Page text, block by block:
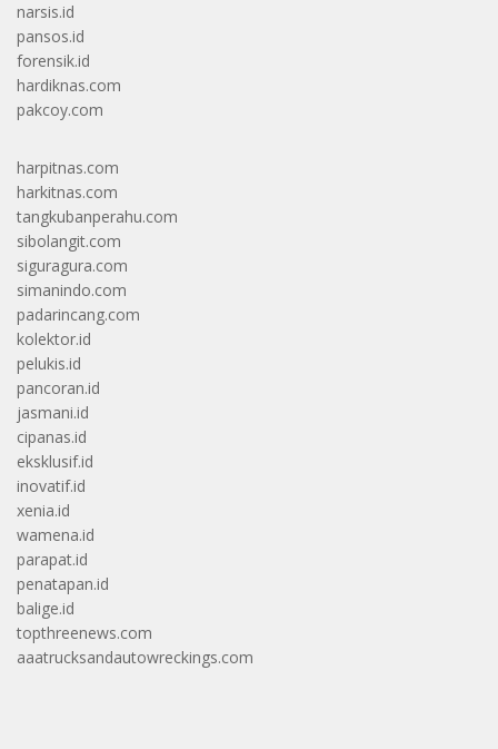
narsis.id
pansos.id
forensik.id
hardiknas.com
pakcoy.com
harpitnas.com
harkitnas.com
tangkubanperahu.com
sibolangit.com
siguragura.com
simanindo.com
padarincang.com
kolektor.id
pelukis.id
pancoran.id
jasmani.id
cipanas.id
eksklusif.id
inovatif.id
xenia.id
wamena.id
parapat.id
penatapan.id
balige.id
topthreenews.com
aaatrucksandautowreckings.com